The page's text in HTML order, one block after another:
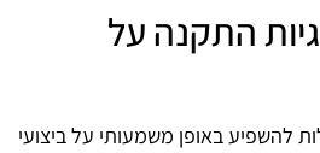
התקנה על
להשפיע באופן משמעותי על ביצועי